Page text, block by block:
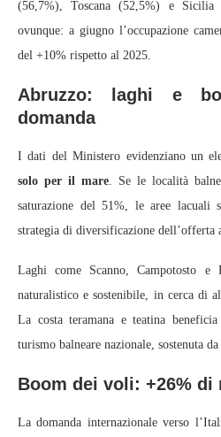
(56,7%), Toscana (52,5%) e
ovunque: a giugno l’occupazione
del +10% rispetto al 2025.
Abruzzo: laghi e
domanda
I dati del Ministero evidenziano un
solo per il mare . Se le località
saturazione del 51%, le aree lacuali
strategia di diversificazione dell’offerta
Laghi come Scanno, Campotosto e
naturalistico e sostenibile, in cerca di
La costa teramana e teatina
turismo balneare nazionale, sostenuta
Boom dei voli: +26% di
La domanda internazionale verso